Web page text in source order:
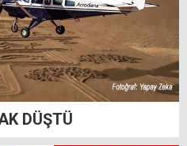
DÜŞTÜ